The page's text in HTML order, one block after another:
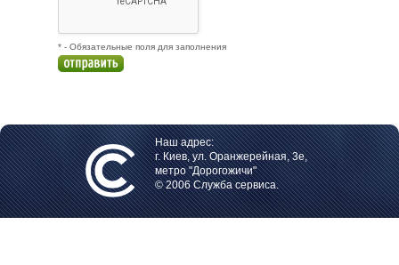
* - Обязательные поля для заполнения
Наш адрес:
г. Киев, ул. Оранжерейная, 3е,
метро "Дорогожичи"
© 2006 Служба сервиса.